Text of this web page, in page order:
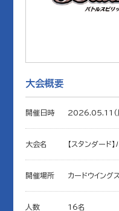
大会概要
開催日時 2026.05.11(
大会名 【スタンダード
開催場所 カードウイング
人数 16名